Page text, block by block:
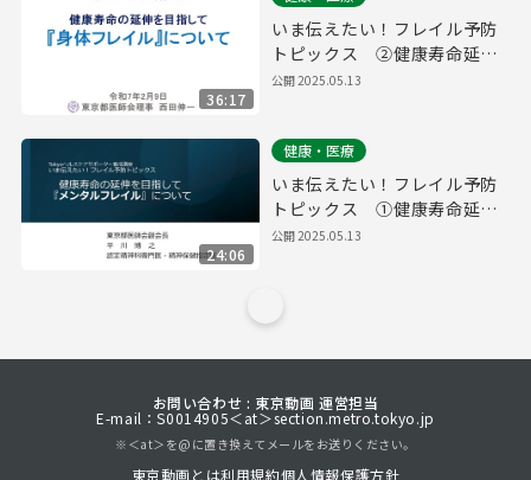
36:17
いま伝えたい！フレイル予防
トピックス ②健康寿命延伸
を目指して～身体フレイルに
公開2025.05.13
24:06
健康・医療
いま伝えたい！フレイル予防
トピックス ①健康寿命延伸
を目指して～メンタルフレイ
公開2025.05.13
お問い合わせ : 東京動画 運営担当
E-mail：S0014905＜at＞section.metro.tokyo.jp
※＜at＞を@に置き換えてメールをお送りください。
東京動画とは利用規約個人情報保護方針